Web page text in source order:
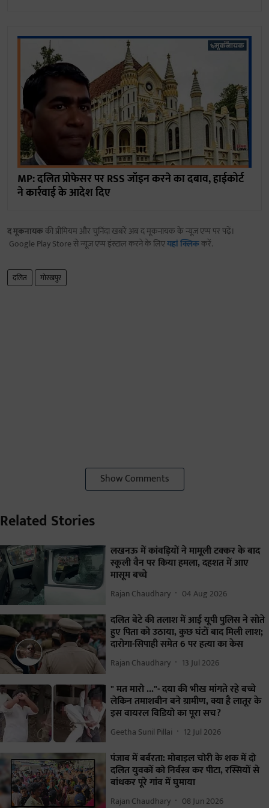
MP: दलित प्रोफेसर पर RSS जॉइन करने का दबाव, हाईकोर्ट
ने कार्रवाई के आदेश दिए
द मूकनायककी प्रीमियम और चुनिंदा खबरें अब द मूकनायक के न्यूज़ एप्प पर पढ़ें।
Google Play Store से न्यूज़ एप्प इंस्टाल करने के लिएयहां क्लिककरें.
दलित गोरखपुर
Show Comments
Related Stories
लखनऊ में कांवड़ियों ने मामूली टक्कर के बाद
स्कूली वैन पर किया हमला, दहशत में आए
मासूम बच्चे
Rajan Chaudhary 04 Aug 2026
दलित बेटे की तलाश में आई यूपी पुलिस ने सोते
हुए पिता को उठाया, कुछ घंटों बाद मिली लाश;
दारोगा-सिपाही समेत 6 पर हत्या का केस
Rajan Chaudhary 13 Jul 2026
" मत मारो ..."- दया की भीख मांगते रहे बच्चे
लेकिन तमाशबीन बने ग्रामीण, क्या है लातूर के
इस वायरल विडियो का पूरा सच?
Geetha Sunil Pillai 12 Jul 2026
पंजाब में बर्बरता: मोबाइल चोरी के शक में दो
दलित युवकों को निर्वस्त्र कर पीटा, रस्सियों से
बांधकर पूरे गांव में घुमाया
Rajan Chaudhary 08 Jun 2026